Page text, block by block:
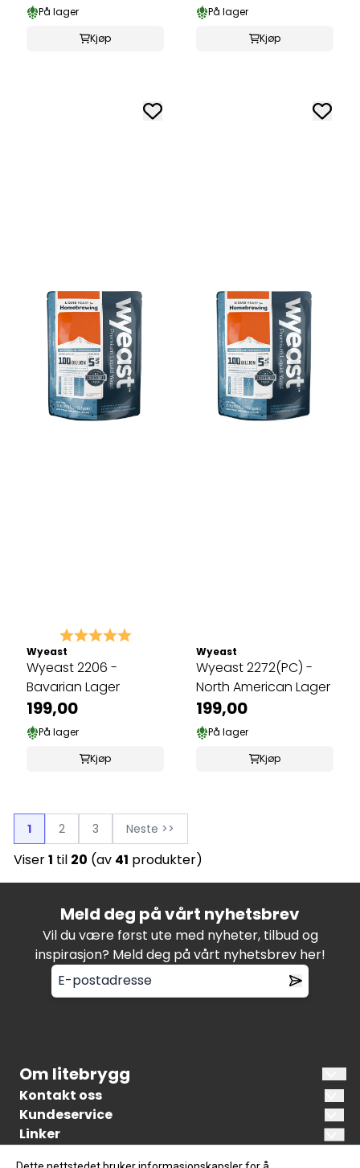
På lager
Kjøp
På lager
Kjøp
Karakter: 5.0 av 5 mulige
Wyeast
Wyeast 2206 -
Bavarian Lager
199,00
På lager
Kjøp
Wyeast
Wyeast 2272(PC) -
North American Lager
199,00
På lager
Kjøp
1 2 3 Neste >>
Viser1 til 20 (av 41 produkter)
Meld deg på vårt nyhetsbrev
Vil du være først ute med nyheter, tilbud og
inspirasjon? Meld deg på vårt nyhetsbrev her!
Om litebrygg
Litebrygg.no er en norsk nettbutikk som
spesialiserer seg på å tilby bryggeutstyr og
råvarer for brygging av øl. Målet vårt er å kunne
Kontakt oss
Litebrygg AS
Surfellingen 2
Kundeservice
Min side
Linker